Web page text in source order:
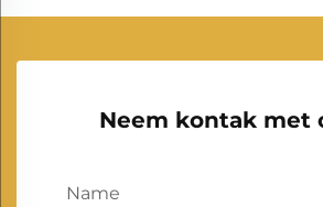
Neem kontak met
Name